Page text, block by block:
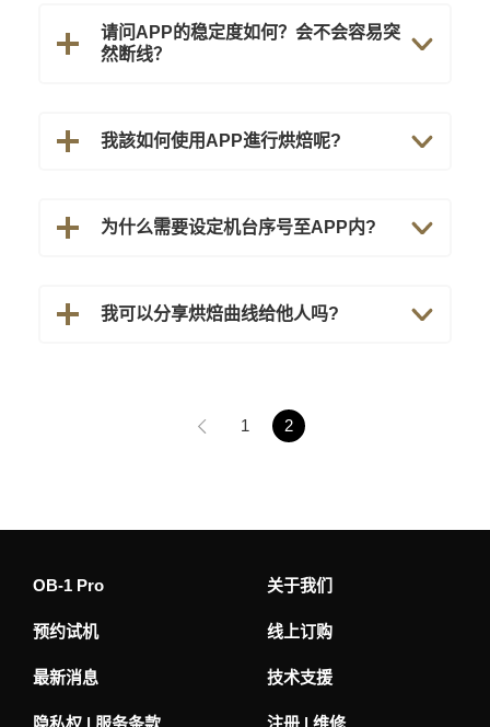
请问APP的稳定度如何？会不会容易突
然断线？
我該如何使用APP進行烘焙呢?
为什么需要设定机台序号至APP内?
我可以分享烘焙曲线给他人吗?
1 2
OB-1 Pro 关于我们
预约试机 线上订购
最新消息 技术支援
隐私权 | 服务条款 注册 | 维修